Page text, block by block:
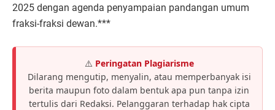
2025 dengan agenda penyampaian pandangan umum
fraksi-fraksi dewan.***
⚠️ Peringatan Plagiarisme
Dilarang mengutip, menyalin, atau memperbanyak isi
berita maupun foto dalam bentuk apa pun tanpa izin
tertulis dari Redaksi. Pelanggaran terhadap hak cipta